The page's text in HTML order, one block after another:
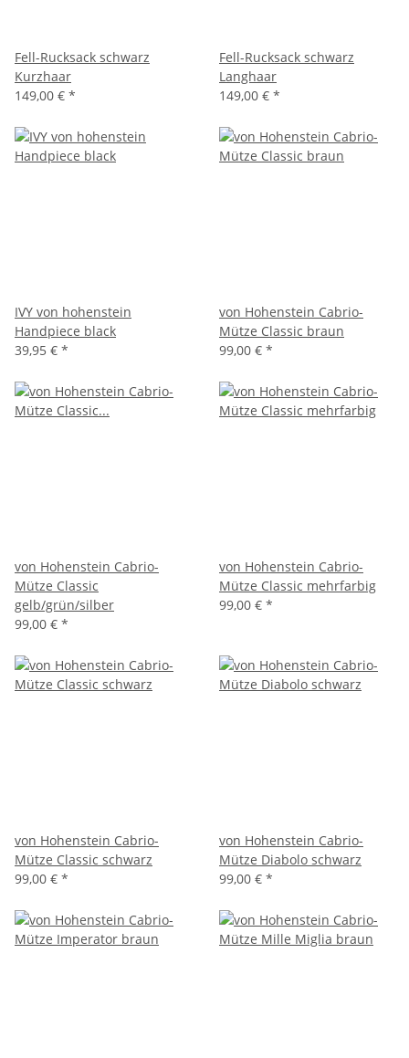
Fell-Rucksack schwarz
Kurzhaar
149,00 € *
Fell-Rucksack schwarz
Langhaar
149,00 € *
IVY von hohenstein
Handpiece black
39,95 € *
von Hohenstein Cabrio-
Mütze Classic braun
99,00 € *
von Hohenstein Cabrio-
Mütze Classic
gelb/grün/silber
99,00 € *
von Hohenstein Cabrio-
Mütze Classic mehrfarbig
99,00 € *
von Hohenstein Cabrio-
Mütze Classic schwarz
99,00 € *
von Hohenstein Cabrio-
Mütze Diabolo schwarz
99,00 € *